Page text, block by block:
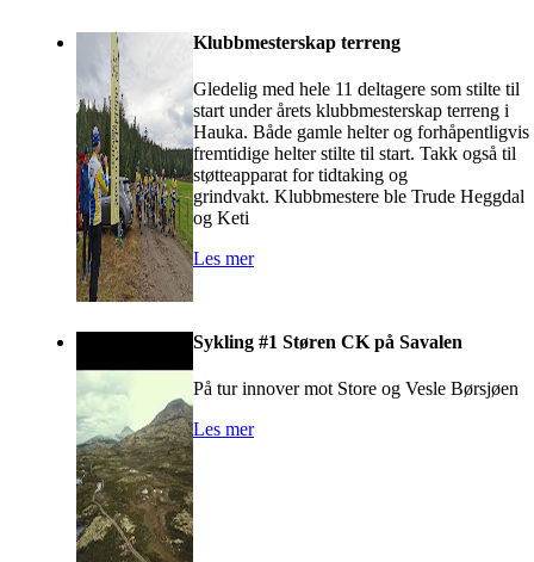
Klubbmesterskap terreng
Gledelig med hele 11 deltagere som stilte til
start under årets klubbmesterskap terreng i
Hauka. Både gamle helter og forhåpentligvis
fremtidige helter stilte til start. Takk også til
støtteapparat for tidtaking og
grindvakt. Klubbmestere ble Trude Heggdal
og Keti
Les mer
Sykling #1 Støren CK på Savalen
På tur innover mot Store og Vesle Børsjøen
Les mer